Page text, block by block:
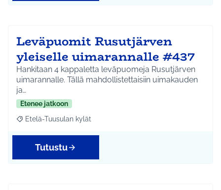
Leväpuomit Rusutjärven
yleiselle uimarannalle #437
Hankitaan 4 kappaletta leväpuomeja Rusutjärven
uimarannalle. Tällä mahdollistettaisiin uimakauden
ja…
Etenee jatkoon
Rajaa tulokset aihepiirin mukaan: Etelä-Tuusulan kylät
Etelä-Tuusulan kylät
Tutustu